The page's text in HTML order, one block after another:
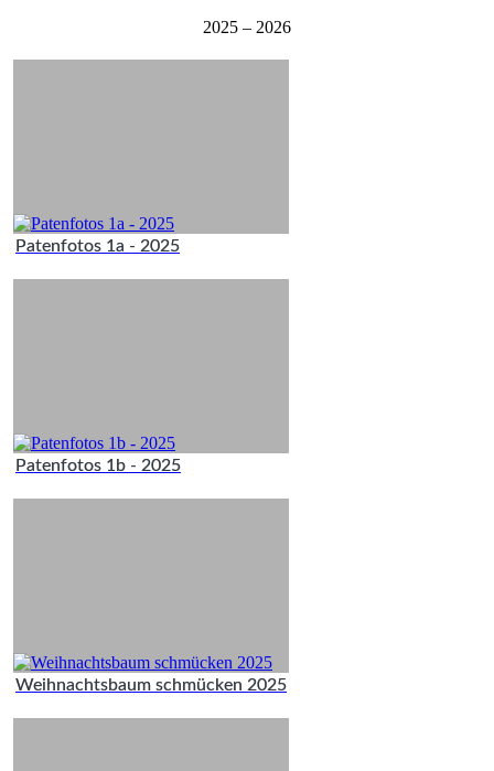
2025 – 2026
Patenfotos 1a - 2025
Patenfotos 1b - 2025
Weihnachtsbaum schmücken 2025